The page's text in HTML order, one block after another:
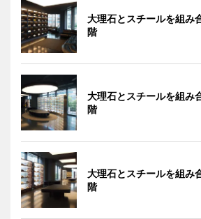
大理石とスチールを組み
階
大理石とスチールを組み
階
大理石とスチールを組み
階